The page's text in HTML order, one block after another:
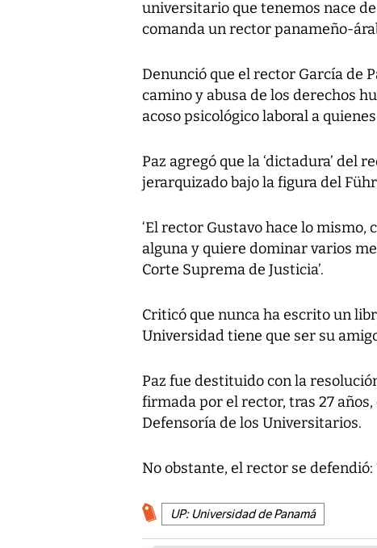
universitario que tenemos nace
comanda un rector panameño-
Denunció que el rector García de
camino y abusa de los derechos
acoso psicológico laboral a
Paz agregó que la ‘dictadura’ del
jerarquizado bajo la figura del
‘El rector Gustavo hace lo
alguna y quiere dominar varios
Corte Suprema de Justicia’.
Criticó que nunca ha escrito un
Universidad tiene que ser su
Paz fue destituido con la
firmada por el rector, tras 27
Defensoría de los Universitarios.
No obstante, el rector se defendió:
UP: Universidad de Panamá